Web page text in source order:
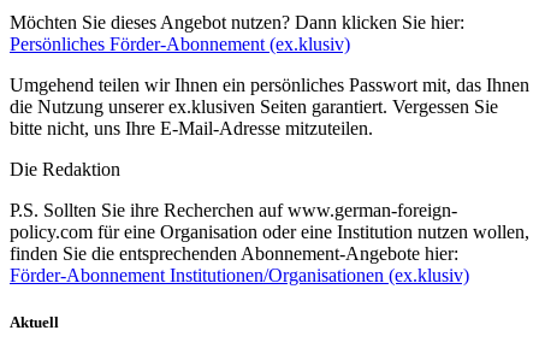
Möchten Sie dieses Angebot nutzen? Dann klicken Sie hier:
Persönliches Förder-Abonnement (ex.klusiv)
Umgehend teilen wir Ihnen ein persönliches Passwort mit, das Ihnen
die Nutzung unserer ex.klusiven Seiten garantiert. Vergessen Sie
bitte nicht, uns Ihre E-Mail-Adresse mitzuteilen.
Die Redaktion
P.S. Sollten Sie ihre Recherchen auf www.german-foreign-
policy.com für eine Organisation oder eine Institution nutzen wollen,
finden Sie die entsprechenden Abonnement-Angebote hier:
Förder-Abonnement Institutionen/Organisationen (ex.klusiv)
Aktuell